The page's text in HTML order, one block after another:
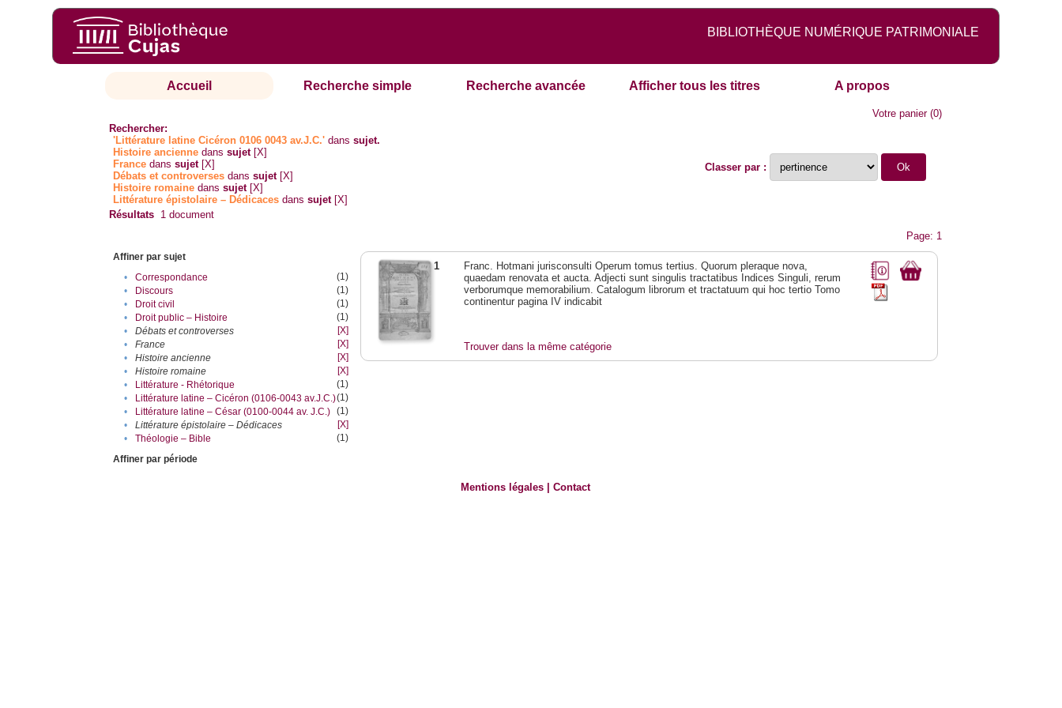
BIBLIOTHÈQUE NUMÉRIQUE PATRIMONIALE
Accueil Recherche simple Recherche avancée Afficher tous les titres A propos
Votre panier(0)
Rechercher:
'Littérature latine Cicéron 0106 0043 av.J.C.' danssujet.
Histoire ancienne danssujet [X]
France danssujet [X]
Débats et controverses danssujet [X]
Histoire romaine danssujet [X]
Littérature épistolaire – Dédicaces danssujet [X]
Classer par :
Résultats 1 document
Page: 1
Affiner par sujet
•
Correspondance
(1)
•
Discours
(1)
•
Droit civil
(1)
•
Droit public – Histoire
(1)
•
Débats et controverses
[X]
•
France
[X]
•
Histoire ancienne
[X]
•
Histoire romaine
[X]
•
Littérature - Rhétorique
(1)
•
Littérature latine – Cicéron (0106-0043 av.J.C.)(1)
•
Littérature latine – César (0100-0044 av. J.C.) (1)
•
Littérature épistolaire – Dédicaces
[X]
•
Théologie – Bible
(1)
Affiner par période
1
Franc. Hotmani jurisconsulti Operum tomus tertius. Quorum pleraque nova,
quaedam renovata et aucta. Adjecti sunt singulis tractatibus Indices Singuli, rerum
verborumque memorabilium. Catalogum librorum et tractatuum qui hoc tertio Tomo
continentur pagina IV indicabit
Trouver dans la même catégorie
Mentions légales |Contact